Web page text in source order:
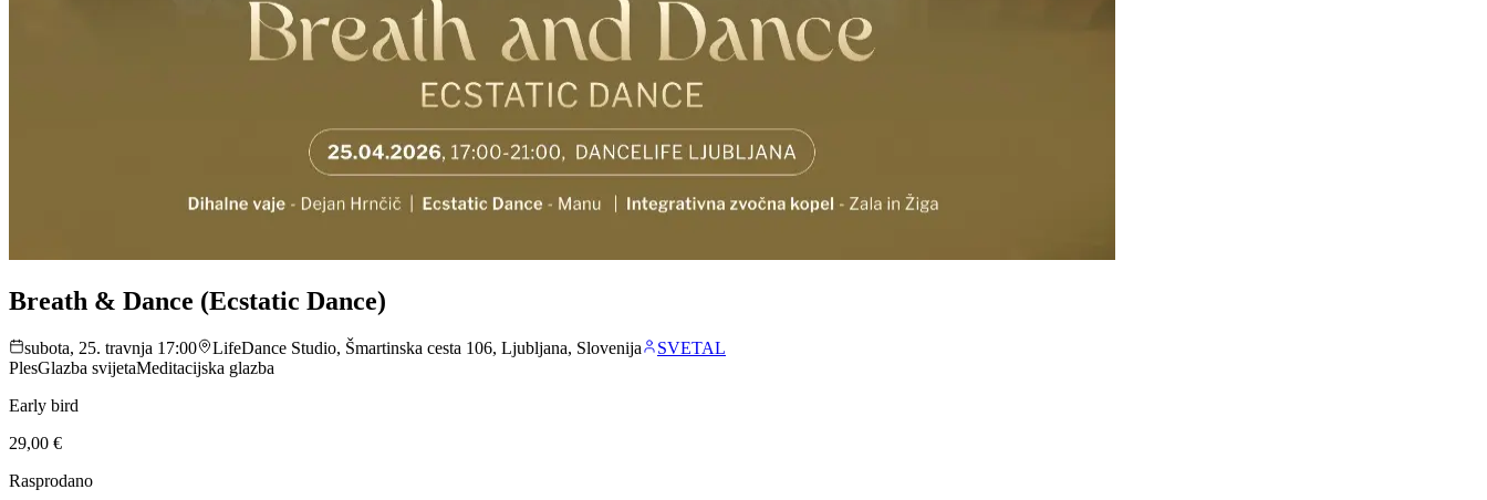
Breath & Dance (Ecstatic Dance)
subota, 25. travnja 17:00 LifeDance Studio, Šmartinska cesta 106, Ljubljana, Slovenija
SVETAL
PlesGlazba svijetaMeditacijska glazba
Early bird
29,00 €
Rasprodano